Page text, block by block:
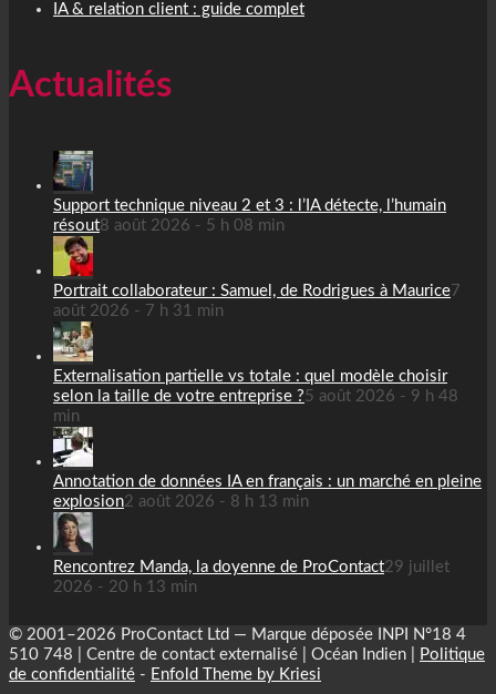
IA & relation client : guide complet
Actualités
Support technique niveau 2 et 3 : l’IA détecte, l’humain
résout8 août 2026 - 5 h 08 min
Portrait collaborateur : Samuel, de Rodrigues à Maurice 7
août 2026 - 7 h 31 min
Externalisation partielle vs totale : quel modèle choisir
selon la taille de votre entreprise ?5 août 2026 - 9 h 48
min
Annotation de données IA en français : un marché en pleine
explosion2 août 2026 - 8 h 13 min
Rencontrez Manda, la doyenne de ProContact29 juillet
2026 - 20 h 13 min
© 2001–2026 ProContact Ltd — Marque déposée INPI N°18 4
510 748 | Centre de contact externalisé | Océan Indien |
Politique
de confidentialité - Enfold Theme by Kriesi